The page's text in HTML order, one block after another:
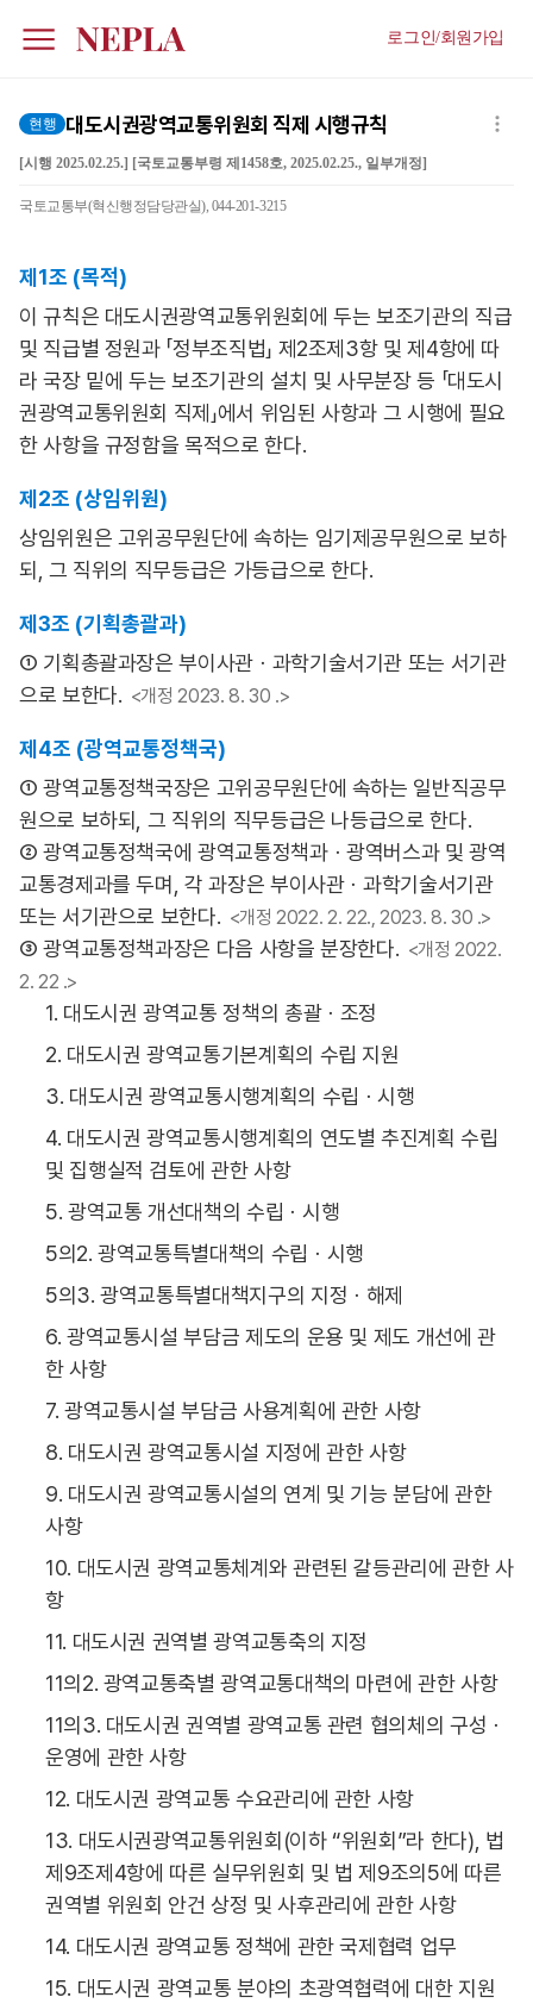
로그인/회원가입
현행 대도시권광역교통위원회 직제 시행규칙
[시행 2025.02.25.] [국토교통부령 제1458호, 2025.02.25., 일부개정]
국토교통부(혁신행정담당관실), 044-201-3215
제1조 (목적)
이 규칙은 대도시권광역교통위원회에 두는 보조기관의 직급
및 직급별 정원과 「정부조직법」 제2조제3항 및 제4항에 따
라 국장 밑에 두는 보조기관의 설치 및 사무분장 등 「대도시
권광역교통위원회 직제」에서 위임된 사항과 그 시행에 필요
한 사항을 규정함을 목적으로 한다.
제2조 (상임위원)
상임위원은 고위공무원단에 속하는 임기제공무원으로 보하
되, 그 직위의 직무등급은 가등급으로 한다.
제3조 (기획총괄과)
① 기획총괄과장은 부이사관ㆍ과학기술서기관 또는 서기관
으로 보한다. <개정 2023. 8. 30 .>
제4조 (광역교통정책국)
① 광역교통정책국장은 고위공무원단에 속하는 일반직공무
원으로 보하되, 그 직위의 직무등급은 나등급으로 한다.
② 광역교통정책국에 광역교통정책과ㆍ광역버스과 및 광역
교통경제과를 두며, 각 과장은 부이사관ㆍ과학기술서기관
또는 서기관으로 보한다. <개정 2022. 2. 22., 2023. 8. 30 .>
③ 광역교통정책과장은 다음 사항을 분장한다. <개정 2022.
2. 22 .>
1. 대도시권 광역교통 정책의 총괄ㆍ조정
2. 대도시권 광역교통기본계획의 수립 지원
3. 대도시권 광역교통시행계획의 수립ㆍ시행
4. 대도시권 광역교통시행계획의 연도별 추진계획 수립
및 집행실적 검토에 관한 사항
5. 광역교통 개선대책의 수립ㆍ시행
5의2. 광역교통특별대책의 수립ㆍ시행
5의3. 광역교통특별대책지구의 지정ㆍ해제
6. 광역교통시설 부담금 제도의 운용 및 제도 개선에 관
한 사항
7. 광역교통시설 부담금 사용계획에 관한 사항
8. 대도시권 광역교통시설 지정에 관한 사항
9. 대도시권 광역교통시설의 연계 및 기능 분담에 관한
사항
10. 대도시권 광역교통체계와 관련된 갈등관리에 관한 사
항
11. 대도시권 권역별 광역교통축의 지정
11의2. 광역교통축별 광역교통대책의 마련에 관한 사항
11의3. 대도시권 권역별 광역교통 관련 협의체의 구성ㆍ
운영에 관한 사항
12. 대도시권 광역교통 수요관리에 관한 사항
13. 대도시권광역교통위원회(이하 “위원회”라 한다), 법
제9조제4항에 따른 실무위원회 및 법 제9조의5에 따른
권역별 위원회 안건 상정 및 사후관리에 관한 사항
14. 대도시권 광역교통 정책에 관한 국제협력 업무
15. 대도시권 광역교통 분야의 초광역협력에 대한 지원